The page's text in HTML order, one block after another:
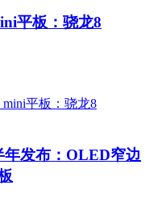
平板：骁龙8
发布：OLED窄边